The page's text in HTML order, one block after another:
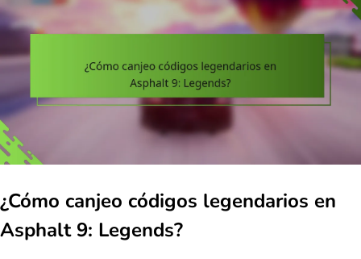
¿Cómo canjeo códigos legendarios en
Asphalt 9: Legends?